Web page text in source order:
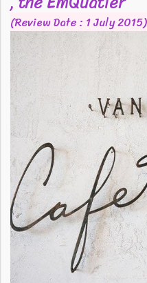
(Review Date : 1 July 2015)